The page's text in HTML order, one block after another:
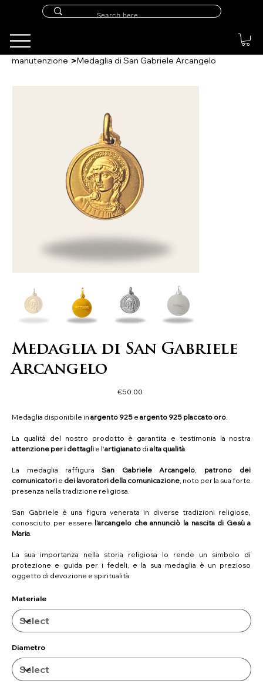
manutenzione >Medaglia di San Gabriele Arcangelo
Medaglia di San Gabriele
Arcangelo
Price
€50.00
Medaglia disponibile inargento 925 eargento 925 placcato oro.
La qualità del nostro prodotto è garantita e testimonia la nostra
attenzione per i dettagli e l'artigianato dialta qualità.
La medaglia raffiguraSan Gabriele Arcangelo, patrono dei
comunicatori e dei lavoratori della comunicazione, noto per la sua forte
presenza nella tradizione religiosa.
San Gabriele è una figura venerata in diverse tradizioni religiose,
conosciuto per essere l'arcangelo che annunciò la nascita di Gesù a
Maria.
La sua importanza nella storia religiosa lo rende un simbolo di
protezione e guida per i fedeli, e la sua medaglia è un prezioso
oggetto di devozione e spiritualità.
Materiale
Diametro